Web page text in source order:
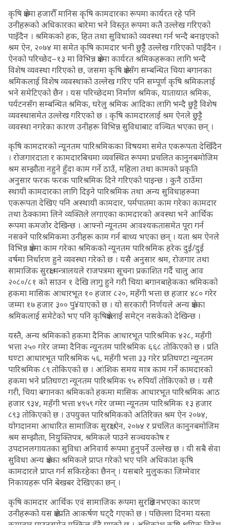
कृषि क्षेत्रमा हजारौँ मानिस कृषि कामदारका रूपमा कार्यरत रहे पनि
उनीहरूको अधिकारका बारेमा भने विस्तृत रूपमा कतै उल्लेख गरिएको
पाइँदैन । श्रमिकको हक, हित तथा सुविधाको व्यवस्था गर्न भन्दै बनाइएको
श्रम ऐन, २०७४ मा समेत कृषि कामदार भनी छुट्टैै उल्लेख गरिएको पाइँदैन ।
ऐनको परिच्छेद–१३ मा विभिन्न क्षेत्रमा कार्यरत श्रमिकहरूका लागि भन्दै
विशेष व्यवस्था गरिएको छ, जसमा कृषि क्षेत्रसँग सम्बन्धित चिया बगानका
श्रमिकलाई विशेष व्यवस्थाको उल्लेख गरिए पनि सम्पूर्ण कृषि श्रमिकलाई
भने समेटिएको छैन । यस परिच्छेदमा निर्माण श्रमिक, यातायात श्रमिक,
पर्यटनसँग सम्बन्धित श्रमिक, घरेलु श्रमिक आदिका लागि भन्दै छुट्टै विशेष
व्यवस्थासमेत उल्लेख गरिएको छ । कृषि कामदारलाई श्रम ऐनले छुट्टै
व्यवस्था नगरेका कारण उनीहरू विभिन्न सुविधाबाट वञ्चित भएका छन् ।
कृषि कामदारको न्यूनतम पारिश्रमिकका विषयमा समेत एकरूपता देखिँदैन
। रोजगारदाता र कामदारबिचमा व्यवस्थित रूपमा प्रचलित कानुनबमोजिम
श्रम सम्झौता नहुने हुँदा काम गर्ने ठाउँ, महिला तथा कामको प्रकृति
अनुसार फरक फरक पारिश्रमिक दिने गरिएको पाइन्छ । कुनै ठाउँमा
स्थायी कामदारका लागि दिइने पारिश्रमिक तथा अन्य सुविधाहरूमा
एकरूपता देखिए पनि अस्थायी कामदार, पर्मपातमा काम गरेका कामदार
तथा ठेक्कामा लिने व्यक्तिले लगाएका कामदारको अवस्था भने आर्थिक
रूपमा कमजोर देखिन्छ । आफ्नो न्यूनतम आवश्यकतासमेत पूरा गर्न
नसक्ने पारिश्रमिकमा उनीहरू काम गर्न बाध्य भएका छन् । यता श्रम ऐनले
विभिन्न क्षेत्रमा काम गरेका श्रमिकको न्यूनतम पारिश्रमिक हरेक दुई/दुई
वर्षमा निर्धारण हुने व्यवस्था गरेको छ । यसै अनुसार श्रम, रोजगार तथा
सामाजिक सुरक्षा मन्त्रालयले राजपत्रमा सूचना प्रकाशित गर्दै चालु आव
२०८०/८१ को साउन १ देखि लागु हुने गरी चिया बगानबाहेकका श्रमिकको
हकमा मासिक आधारभूत १० हजार ८२०, महँगी भत्ता छ हजार ४८० गरेर
जम्मा १७ हजार ३०० पु¥याएको छ । यो सरकारी निर्णयले अन्य क्षेत्रका
श्रमिकलाई समेटेको भए पनि कृषिक्षेत्रलाई समेट्न नसकेको देखिन्छ ।
यस्तै, अन्य श्रमिकको हकमा दैनिक आधारभूत पारिश्रमिक ४२८, महँगी
भत्ता २५० गरेर जम्मा दैनिक न्यूनतम पारिश्रमिक ६६८ तोकिएको छ । प्रति
घण्टा आधारभूत पारिश्रमिक ५६, महँगी भत्ता ३३ गरेर प्रतिघण्टा न्यूनतम
पारिश्रमिक ८९ तोकिएको छ । आंशिक समय मात्र काम गर्ने कामदारको
हकमा भने प्रतिघण्टा न्यूनतम पारिश्रमिक ९५ रुपियाँ तोकिएको छ । यसै
गरी, चिया बगानका श्रमिकको हकमा मासिक आधारभूत पारिश्रमिक आठ
हजार ९३४, महँगी भत्ता ४९५९ गरेर जम्मा न्यूनतम पारिश्रमिक १३ हजार
८९३ तोकिएको छ । उपयुक्त पारिश्रमिकको अतिरिक्त श्रम ऐन २०७४,
योगदानमा आधारित सामाजिक सुरक्षा ऐन, २०७४ र प्रचलित कानुनबमोजिम
श्रम सम्झौता, नियुक्तिपत्र, श्रमिकले पाउने सञ्चयकोष र
उपदानलगायतका सुविधा अनिवार्य रूपमा हुनुपर्ने उल्लेख छ । यी सबै सेवा
सुविधा अन्य क्षेत्रका श्रमिकले प्राप्त गरेको भए पनि अधिकांश कृषि
कामदारले प्राप्त गर्न सकिरहेका छैनन् । यसबारे मुलुकका जिम्मेवार
निकायहरू पनि बेखबर देखिएका छन् ।
कृषि कामदार आर्थिक एवं सामाजिक रूपमा सुरक्षित नभएका कारण
उनीहरूको यस क्षेत्रप्रति आकर्षण घट्दै गएको छ । पछिल्ला दिनमा यस्ता